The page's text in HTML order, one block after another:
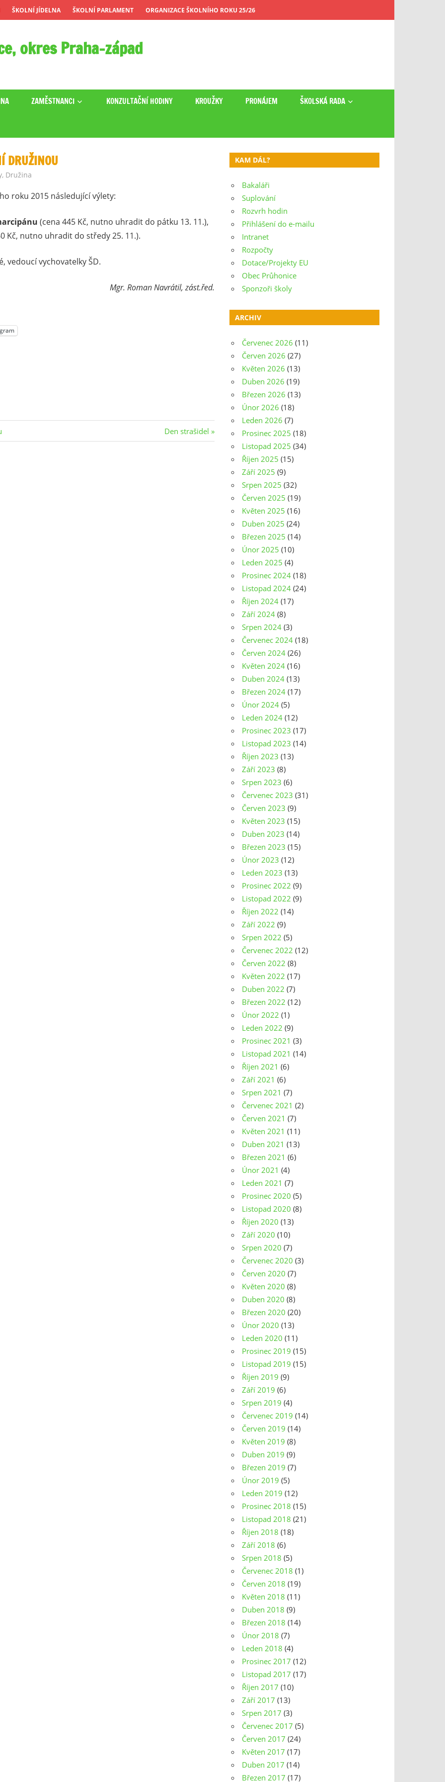
ŠKOLNÍ JÍDELNA ŠKOLNÍ PARLAMENT ORGANIZACE ŠKOLNÍHO ROKU 25/26
okres Praha-západ
ZAMĚSTNANCI KONZULTAČNÍ HODINY KROUŽKY PRONÁJEM ŠKOLSKÁ RADA
DRUŽINOU
, Družina
roku 2015 následující výlety:
(cena 445 Kč, nutno uhradit do pátku 13. 11.),
Kč, nutno uhradit do středy 25. 11.).
vedoucí vychovatelky ŠD.
Mgr. Roman Navrátil, zást.řed.
Next
Post:
Den strašidel
KAM DÁL?
Bakaláři
Suplování
Rozvrh hodin
Přihlášení do e-mailu
Intranet
Rozpočty
Dotace/Projekty EU
Obec Průhonice
Sponzoři školy
ARCHIV
Červenec 2026 (11)
Červen 2026 (27)
Květen 2026 (13)
Duben 2026 (19)
Březen 2026 (13)
Únor 2026 (18)
Leden 2026 (7)
Prosinec 2025 (18)
Listopad 2025 (34)
Říjen 2025 (15)
Září 2025 (9)
Srpen 2025 (32)
Červen 2025 (19)
Květen 2025 (16)
Duben 2025 (24)
Březen 2025 (14)
Únor 2025 (10)
Leden 2025 (4)
Prosinec 2024 (18)
Listopad 2024 (24)
Říjen 2024 (17)
Září 2024 (8)
Srpen 2024 (3)
Červenec 2024 (18)
Červen 2024 (26)
Květen 2024 (16)
Duben 2024 (13)
Březen 2024 (17)
Únor 2024 (5)
Leden 2024 (12)
Prosinec 2023 (17)
Listopad 2023 (14)
Říjen 2023 (13)
Září 2023 (8)
Srpen 2023 (6)
Červenec 2023 (31)
Červen 2023 (9)
Květen 2023 (15)
Duben 2023 (14)
Březen 2023 (15)
Únor 2023 (12)
Leden 2023 (13)
Prosinec 2022 (9)
Listopad 2022 (9)
Říjen 2022 (14)
Září 2022 (9)
Srpen 2022 (5)
Červenec 2022 (12)
Červen 2022 (8)
Květen 2022 (17)
Duben 2022 (7)
Březen 2022 (12)
Únor 2022 (1)
Leden 2022 (9)
Prosinec 2021 (3)
Listopad 2021 (14)
Říjen 2021 (6)
Září 2021 (6)
Srpen 2021 (7)
Červenec 2021 (2)
Červen 2021 (7)
Květen 2021 (11)
Duben 2021 (13)
Březen 2021 (6)
Únor 2021 (4)
Leden 2021 (7)
Prosinec 2020 (5)
Listopad 2020 (8)
Říjen 2020 (13)
Září 2020 (10)
Srpen 2020 (7)
Červenec 2020 (3)
Červen 2020 (7)
Květen 2020 (8)
Duben 2020 (8)
Březen 2020 (20)
Únor 2020 (13)
Leden 2020 (11)
Prosinec 2019 (15)
Listopad 2019 (15)
Říjen 2019 (9)
Září 2019 (6)
Srpen 2019 (4)
Červenec 2019 (14)
Červen 2019 (14)
Květen 2019 (8)
Duben 2019 (9)
Březen 2019 (7)
Únor 2019 (5)
Leden 2019 (12)
Prosinec 2018 (15)
Listopad 2018 (21)
Říjen 2018 (18)
Září 2018 (6)
Srpen 2018 (5)
Červenec 2018 (1)
Červen 2018 (19)
Květen 2018 (11)
Duben 2018 (9)
Březen 2018 (14)
Únor 2018 (7)
Leden 2018 (4)
Prosinec 2017 (12)
Listopad 2017 (17)
Říjen 2017 (10)
Září 2017 (13)
Srpen 2017 (3)
Červenec 2017 (5)
Červen 2017 (24)
Květen 2017 (17)
Duben 2017 (14)
Březen 2017 (17)